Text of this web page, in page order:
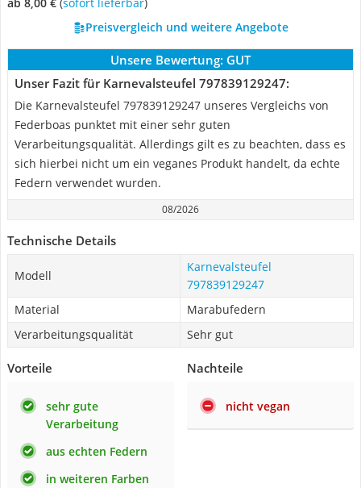
Preisvergleich und weitere Angebote
Unsere Bewertung: GUT
Unser Fazit für Karnevalsteufel 797839129247:
Die Karnevalsteufel 797839129247 unseres Vergleichs von
Federboas punktet mit einer sehr guten
Verarbeitungsqualität. Allerdings gilt es zu beachten, dass es
sich hierbei nicht um ein veganes Produkt handelt, da echte
Federn verwendet wurden.
08/2026
Technische Details
Modell
Karnevalsteufel
797839129247
Material
Marabufedern
Verarbeitungsqualität
Sehr gut
Vorteile
sehr gute
Verarbeitung
aus echten Federn
in weiteren Farben
Nachteile
nicht vegan